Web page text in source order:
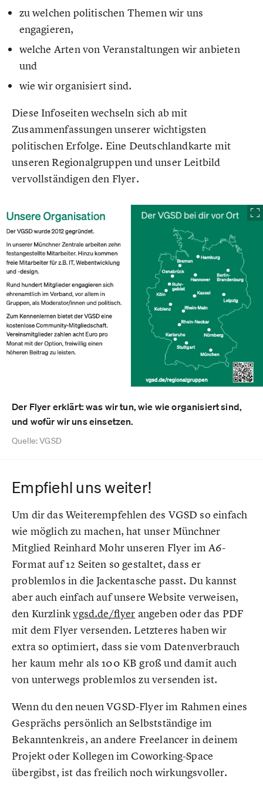
zu welchen politischen Themen wir uns
engagieren,
welche Arten von Veranstaltungen wir anbieten
und
wie wir organisiert sind.
Diese Infoseiten wechseln sich ab mit
Zusammenfassungen unserer wichtigsten
politischen Erfolge. Eine Deutschlandkarte mit
unseren Regionalgruppen und unser Leitbild
vervollständigen den Flyer.
Der Flyer erklärt: was wir tun, wie wie organisiert sind,
und wofür wir uns einsetzen.
Quelle: VGSD
Empfiehl uns weiter!
Um dir das Weiterempfehlen des VGSD so einfach
wie möglich zu machen, hat unser Münchner
Mitglied Reinhard Mohr unseren Flyer im A6-
Format auf 12 Seiten so gestaltet, dass er
problemlos in die Jackentasche passt. Du kannst
aber auch einfach auf unsere Website verweisen,
den Kurzlinkvgsd.de/flyer angeben oder das PDF
mit dem Flyer versenden. Letzteres haben wir
extra so optimiert, dass sie vom Datenverbrauch
her kaum mehr als 100 KB groß und damit auch
von unterwegs problemlos zu versenden ist.
Wenn du den neuen VGSD-Flyer im Rahmen eines
Gesprächs persönlich an Selbstständige im
Bekanntenkreis, an andere Freelancer in deinem
Projekt oder Kollegen im Coworking-Space
übergibst, ist das freilich noch wirkungsvoller.